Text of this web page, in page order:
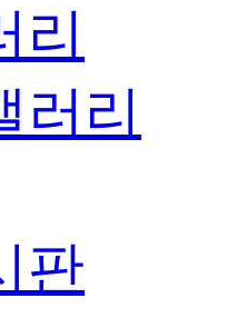
리
러리
판